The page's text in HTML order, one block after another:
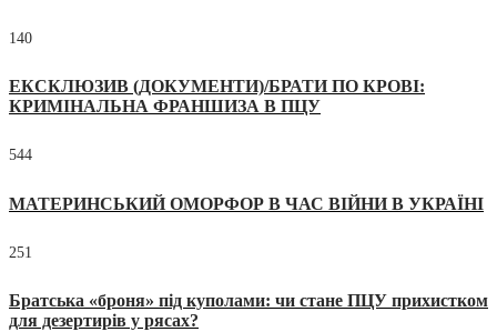
140
ЕКСКЛЮЗИВ (ДОКУМЕНТИ)/БРАТИ ПО КРОВІ:
КРИМІНАЛЬНА ФРАНШИЗА В ПЦУ
544
МАТЕРИНСЬКИЙ ОМОРФОР В ЧАС ВІЙНИ В УКРАЇНІ
251
Братська «броня» під куполами: чи стане ПЦУ прихистком
для дезертирів у рясах?